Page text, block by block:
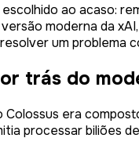
ao acaso:
moderna da
um problema
trás do
Colossus era
processar biliões